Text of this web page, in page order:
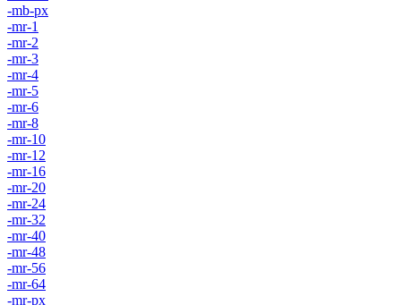
-mb-px
-mr-1
-mr-2
-mr-3
-mr-4
-mr-5
-mr-6
-mr-8
-mr-10
-mr-12
-mr-16
-mr-20
-mr-24
-mr-32
-mr-40
-mr-48
-mr-56
-mr-64
-mr-px